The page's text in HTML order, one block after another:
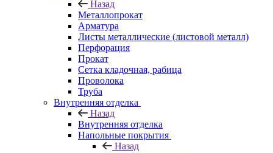
Назад
Металлопрокат
Арматура
Листы металлические (листовой металл)
Перфорация
Прокат
Сетка кладочная, рабица
Проволока
Труба
Внутренняя отделка
Назад
Внутренняя отделка
Напольные покрытия
Назад